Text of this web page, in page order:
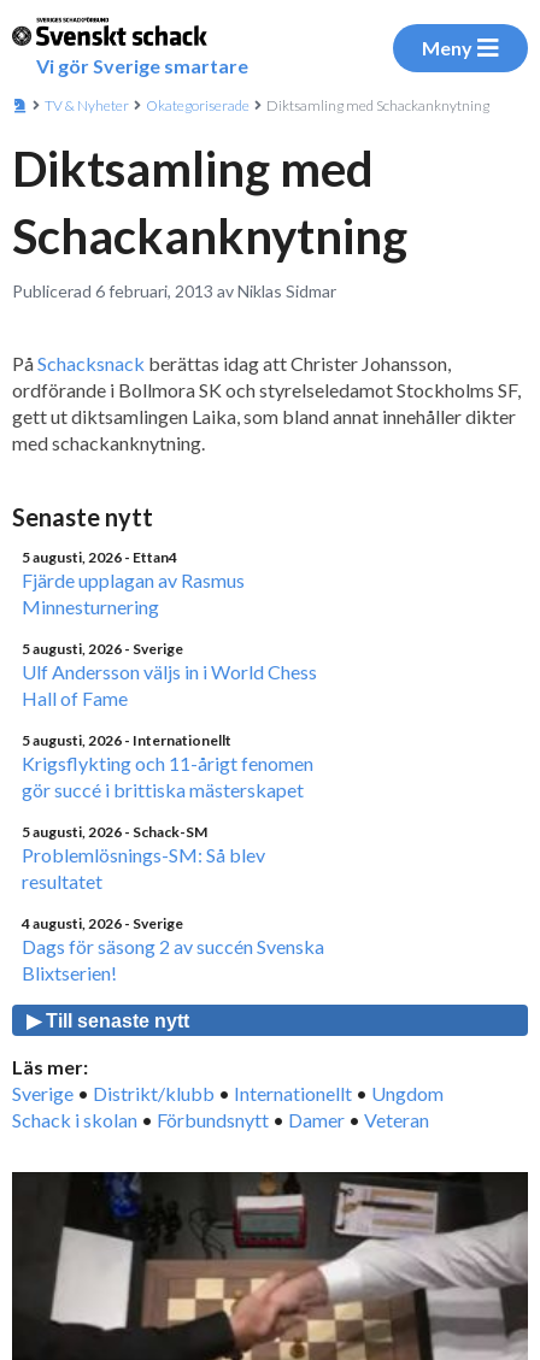
Vi gör Sverige smartare
Meny
TV & Nyheter Okategoriserade Diktsamling med Schackanknytning
Diktsamling med
Schackanknytning
Publicerad 6 februari, 2013 av Niklas Sidmar
PåSchacksnack berättas idag att Christer Johansson,
ordförande i Bollmora SK och styrelseledamot Stockholms SF,
gett ut diktsamlingen Laika, som bland annat innehåller dikter
med schackanknytning.
Senaste nytt
5 augusti, 2026 - Ettan4
Fjärde upplagan av Rasmus
Minnesturnering
5 augusti, 2026 - Sverige
Ulf Andersson väljs in i World Chess
Hall of Fame
5 augusti, 2026 - Internationellt
Krigsflykting och 11-årigt fenomen
gör succé i brittiska mästerskapet
5 augusti, 2026 - Schack-SM
Problemlösnings-SM: Så blev
resultatet
4 augusti, 2026 - Sverige
Dags för säsong 2 av succén Svenska
Blixtserien!
▶ Till senaste nytt
Läs mer:
Sverige • Distrikt/klubb • Internationellt • Ungdom
Schack i skolan • Förbundsnytt • Damer • Veteran